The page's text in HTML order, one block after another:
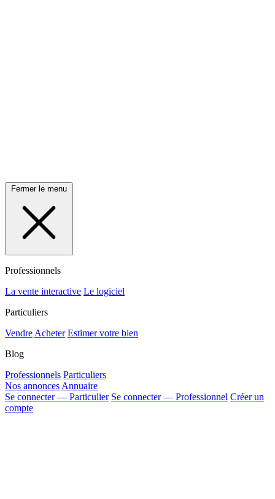
Fermer le menu
Professionnels
La vente interactive Le logiciel
Particuliers
Vendre Acheter Estimer votre bien
Blog
Professionnels Particuliers
Nos annonces Annuaire
Se connecter — Particulier Se connecter — Professionnel Créer un
compte